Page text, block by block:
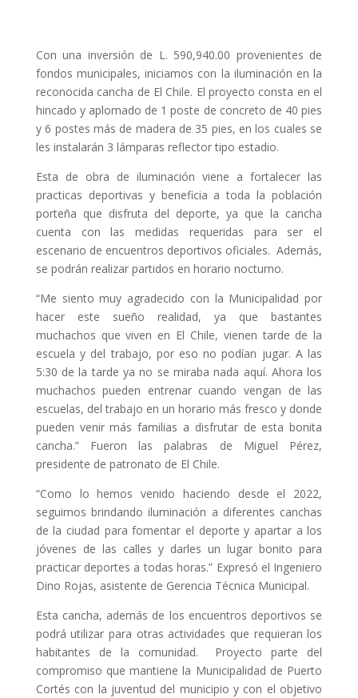
Con una inversión de L. 590,940.00 provenientes de
fondos municipales, iniciamos con la iluminación en la
reconocida cancha de El Chile. El proyecto consta en el
hincado y aplomado de 1 poste de concreto de 40 pies
y 6 postes más de madera de 35 pies, en los cuales se
les instalarán 3 lámparas reflector tipo estadio.
Esta de obra de iluminación viene a fortalecer las
practicas deportivas y beneficia a toda la población
porteña que disfruta del deporte, ya que la cancha
cuenta con las medidas requeridas para ser el
escenario de encuentros deportivos oficiales. Además,
se podrán realizar partidos en horario nocturno.
“Me siento muy agradecido con la Municipalidad por
hacer este sueño realidad, ya que bastantes
muchachos que viven en El Chile, vienen tarde de la
escuela y del trabajo, por eso no podían jugar. A las
5:30 de la tarde ya no se miraba nada aquí. Ahora los
muchachos pueden entrenar cuando vengan de las
escuelas, del trabajo en un horario más fresco y donde
pueden venir más familias a disfrutar de esta bonita
cancha.” Fueron las palabras de Miguel Pérez,
presidente de patronato de El Chile.
“Como lo hemos venido haciendo desde el 2022,
seguimos brindando iluminación a diferentes canchas
de la ciudad para fomentar el deporte y apartar a los
jóvenes de las calles y darles un lugar bonito para
practicar deportes a todas horas.” Expresó el Ingeniero
Dino Rojas, asistente de Gerencia Técnica Municipal.
Esta cancha, además de los encuentros deportivos se
podrá utilizar para otras actividades que requieran los
habitantes de la comunidad. Proyecto parte del
compromiso que mantiene la Municipalidad de Puerto
Cortés con la juventud del municipio y con el objetivo